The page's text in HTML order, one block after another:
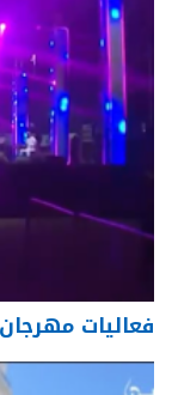
فعاليات